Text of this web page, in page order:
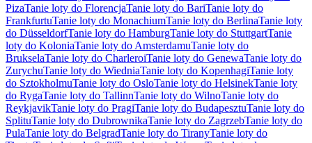
PizaTanie loty do FlorencjaTanie loty do BariTanie loty do
FrankfurtuTanie loty do MonachiumTanie loty do BerlinaTanie loty
do DüsseldorfTanie loty do HamburgTanie loty do StuttgartTanie
loty do KoloniaTanie loty do AmsterdamuTanie loty do
BrukselaTanie loty do CharleroiTanie loty do GenewaTanie loty do
ZurychuTanie loty do WiedniaTanie loty do KopenhagiTanie loty
do SztokholmuTanie loty do OsloTanie loty do HelsinekTanie loty
do RygaTanie loty do TallinnTanie loty do WilnoTanie loty do
ReykjavikTanie loty do PragiTanie loty do BudapesztuTanie loty do
SplituTanie loty do DubrownikaTanie loty do ZagrzebTanie loty do
PulaTanie loty do BelgradTanie loty do TiranyTanie loty do